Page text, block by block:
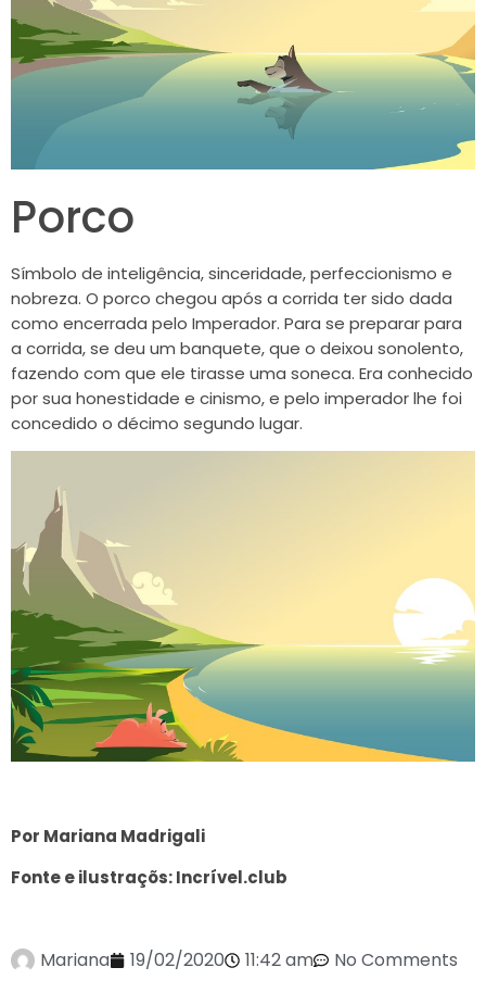
Porco
Símbolo de inteligência, sinceridade, perfeccionismo e
nobreza. O porco chegou após a corrida ter sido dada
como encerrada pelo Imperador. Para se preparar para
a corrida, se deu um banquete, que o deixou sonolento,
fazendo com que ele tirasse uma soneca. Era conhecido
por sua honestidade e cinismo, e pelo imperador lhe foi
concedido o décimo segundo lugar.
Por Mariana Madrigali
Fonte e ilustraçõs: Incrível.club
Mariana 19/02/2020 11:42 am No Comments